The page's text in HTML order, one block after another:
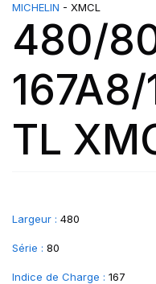
MICHELIN - XMCL
480/
TL
Largeur : 480
Série : 80
Indice de Charge : 167